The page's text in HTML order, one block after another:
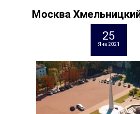
Москва
25
Янв 2021